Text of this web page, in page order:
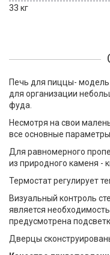
33 кг
Печь для пиццы-
для организации
фуда.
Несмотря на свои
все основные
Для равномерного
из природного каменя -
Термостат регулирует
Визуальный контроль
является
предусмотрена
Дверцы